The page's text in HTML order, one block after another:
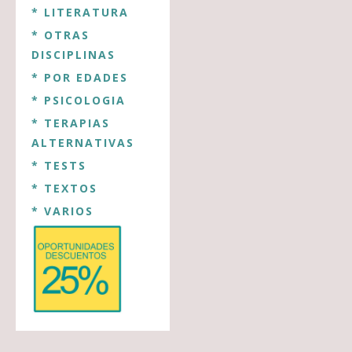
* LITERATURA
* OTRAS
DISCIPLINAS
* POR EDADES
* PSICOLOGIA
* TERAPIAS
ALTERNATIVAS
* TESTS
* TEXTOS
* VARIOS